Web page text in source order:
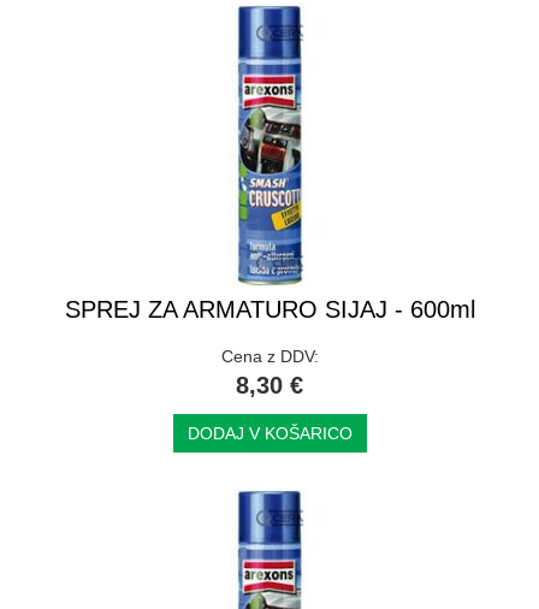
SPREJ ZA ARMATURO SIJAJ - 600ml
Cena z DDV:
8,30 €
DODAJ V KOŠARICO